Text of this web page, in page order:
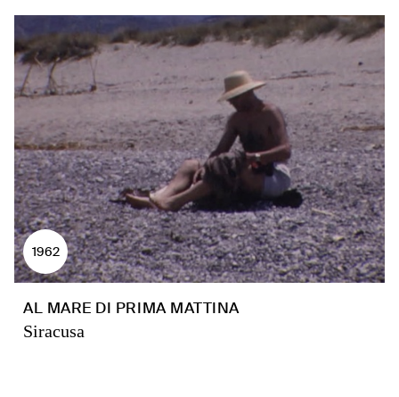
1962
AL MARE DI PRIMA MATTINA
Siracusa